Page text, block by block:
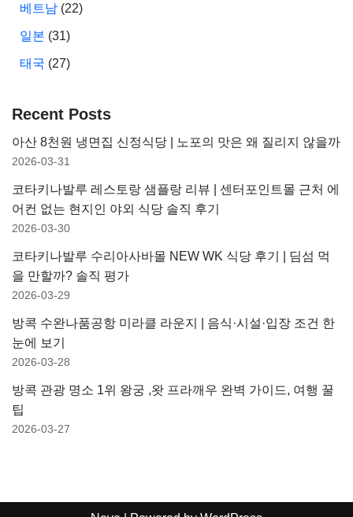
베트남 (22)
일본 (31)
태국 (27)
Recent Posts
아산 8천원 냉면집 신정식당 | 노포의 맛은 왜 질리지 않을까
2026-03-31
코타키나발루 레스토랑 샘플랑 리뷰 | 센터포인트몰 근처 에
어컨 없는 현지인 야외 식당 솔직 후기
2026-03-30
코타키나발루 수리아사바몰 NEW WK 식당 후기 | 딤섬 먹
을 만할까? 솔직 평가
2026-03-29
방콕 수완나품공항 미라클 라운지 | 음식·시설·입장 조건 한
눈에 보기
2026-03-28
방콕 관광 명소 1위 왕궁 ,왓 프라깨우 완벽 가이드, 여행 꿀
팁
2026-03-27